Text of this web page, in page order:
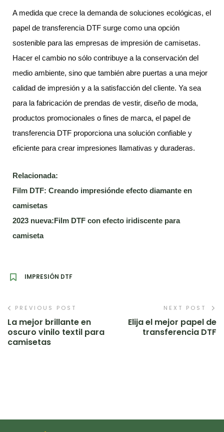
A medida que crece la demanda de soluciones ecológicas, el
papel de transferencia DTF surge como una opción
sostenible para las empresas de impresión de camisetas.
Hacer el cambio no sólo contribuye a la conservación del
medio ambiente, sino que también abre puertas a una mejor
calidad de impresión y a la satisfacción del cliente. Ya sea
para la fabricación de prendas de vestir, diseño de moda,
productos promocionales o fines de marca, el papel de
transferencia DTF proporciona una solución confiable y
eficiente para crear impresiones llamativas y duraderas.
Relacionada:
Film DTF: Creando impresiónde efecto diamante en
camisetas
2023 nueva:Film DTF con efecto iridiscente para
camiseta
IMPRESIÓN DTF
PREVIOUS POST
La mejor brillante en
oscuro vinilo textil para
camisetas
NEXT POST
Elija el mejor papel de
transferencia DTF